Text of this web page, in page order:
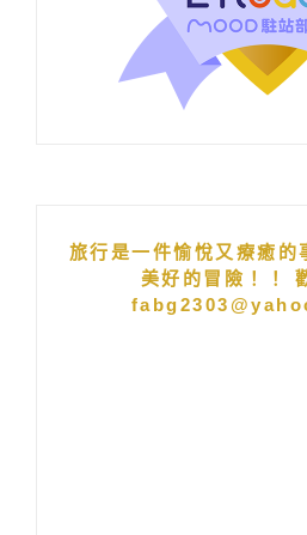
旅行是一件愉悅又療癒的
美好的冒險！！